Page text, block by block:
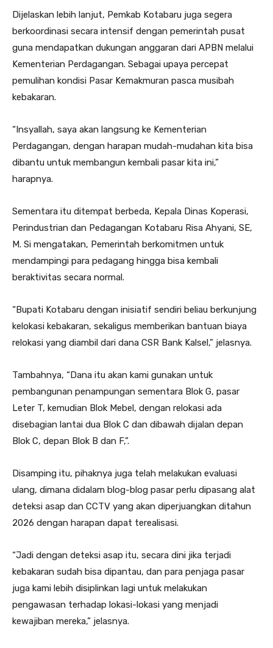
Dijelaskan lebih lanjut, Pemkab Kotabaru juga segera
berkoordinasi secara intensif dengan pemerintah pusat
guna mendapatkan dukungan anggaran dari APBN melalui
Kementerian Perdagangan. Sebagai upaya percepat
pemulihan kondisi Pasar Kemakmuran pasca musibah
kebakaran.
“Insyallah, saya akan langsung ke Kementerian
Perdagangan, dengan harapan mudah-mudahan kita bisa
dibantu untuk membangun kembali pasar kita ini,”
harapnya.
Sementara itu ditempat berbeda, Kepala Dinas Koperasi,
Perindustrian dan Pedagangan Kotabaru Risa Ahyani, SE,
M. Si mengatakan, Pemerintah berkomitmen untuk
mendampingi para pedagang hingga bisa kembali
beraktivitas secara normal.
“Bupati Kotabaru dengan inisiatif sendiri beliau berkunjung
kelokasi kebakaran, sekaligus memberikan bantuan biaya
relokasi yang diambil dari dana CSR Bank Kalsel,” jelasnya.
Tambahnya, “Dana itu akan kami gunakan untuk
pembangunan penampungan sementara Blok G, pasar
Leter T, kemudian Blok Mebel, dengan relokasi ada
disebagian lantai dua Blok C dan dibawah dijalan depan
Blok C, depan Blok B dan F,”.
Disamping itu, pihaknya juga telah melakukan evaluasi
ulang, dimana didalam blog-blog pasar perlu dipasang alat
deteksi asap dan CCTV yang akan diperjuangkan ditahun
2026 dengan harapan dapat terealisasi.
“Jadi dengan deteksi asap itu, secara dini jika terjadi
kebakaran sudah bisa dipantau, dan para penjaga pasar
juga kami lebih disiplinkan lagi untuk melakukan
pengawasan terhadap lokasi-lokasi yang menjadi
kewajiban mereka,” jelasnya.